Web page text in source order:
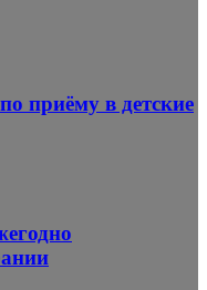
приёму в детские